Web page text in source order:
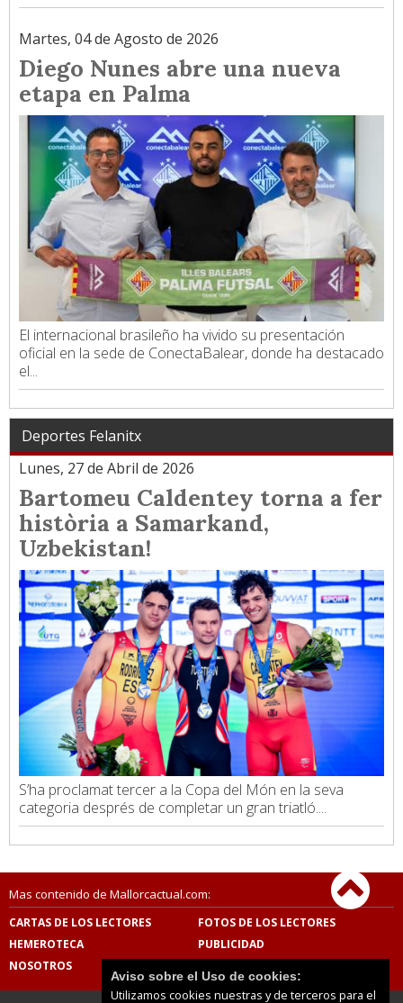
Martes, 04 de Agosto de 2026
Diego Nunes abre una nueva
etapa en Palma
El internacional brasileño ha vivido su presentación
oficial en la sede de ConectaBalear, donde ha destacado
el...
Deportes Felanitx
Lunes, 27 de Abril de 2026
Bartomeu Caldentey torna a fer
història a Samarkand,
Uzbekistan!
S’ha proclamat tercer a la Copa del Món en la seva
categoria després de completar un gran triatló....
Mas contenido de Mallorcactual.com:
CARTAS DE LOS LECTORES
FOTOS DE LOS LECTORES
HEMEROTECA
PUBLICIDAD
NOSOTROS
Aviso sobre el Uso de cookies:
Utilizamos cookies nuestras y de terceros para el